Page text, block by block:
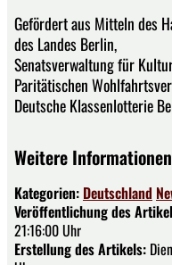
Gefördert aus Mitteln des
des Landes Berlin,
Senatsverwaltung für
Paritätischen
Deutsche Klassenlotterie
Weitere
Kategorien: Deutschland
Veröffentlichung des
21:16:00 Uhr
Erstellung des Artikels: